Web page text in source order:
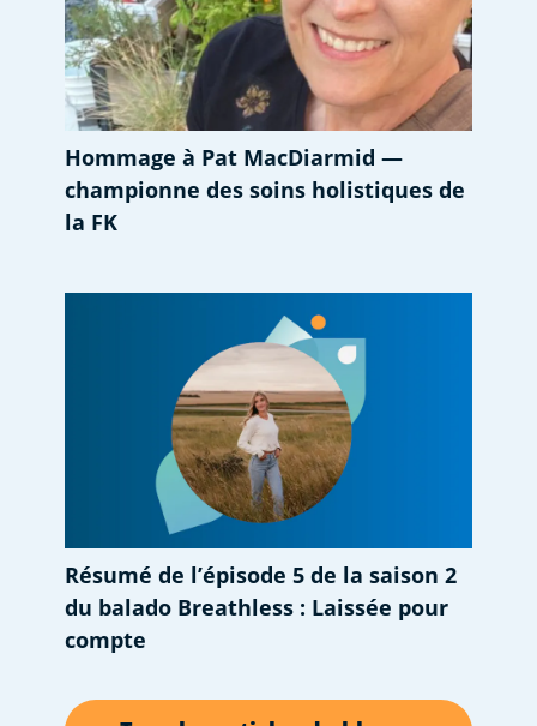
Hommage à Pat MacDiarmid —
championne des soins holistiques de
la FK
Résumé de l’épisode 5 de la saison 2
du balado Breathless : Laissée pour
compte